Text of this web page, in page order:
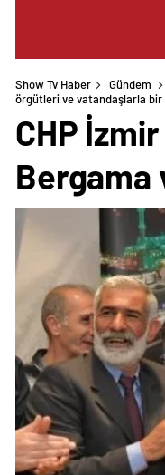
Show Tv Haber Gündem
örgütleri ve vatandaşlarla bir
CHP
Bergama